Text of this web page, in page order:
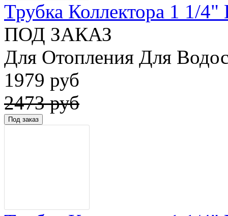
Трубка Коллектора 1 1/
ПОД ЗАКАЗ
Для Отопления Для
1979 руб
2473 руб